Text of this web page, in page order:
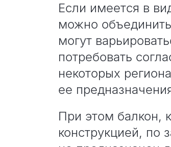
Если имеется в
можно
могут
потребовать
некоторых
ее
При этом балкон,
конструкцией, по